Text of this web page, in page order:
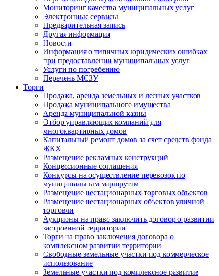
Мониторинг качества муниципальных услуг
Электронные сервисы
Предварительная запись
Другая информация
Новости
Информация о типичных юридических ошибках
при предоставлении муниципальных услуг
Услуги по погребению
Перечень МСЗУ
Торги
Продажа, аренда земельных и лесных участков
Продажа муниципального имущества
Аренда муниципальной казны
Отбор управляющих компаний для
многоквартирных домов
Капитальный ремонт домов за счет средств фонда
ЖКХ
Размещение рекламных конструкций
Концессионные соглашения
Конкурсы на осуществление перевозок по
муниципальным маршрутам
Размещение нестационарных торговых объектов
Размещение нестационарных объектов уличной
торговли
Аукционы на право заключить договор о развитии
застроенной территории
Торги на право заключения договора о
комплексном развитии территории
Свободные земельные участки под коммерческое
использование
Земельные участки под комплексное развитие